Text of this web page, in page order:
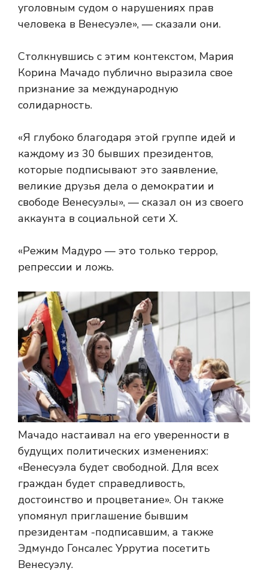
уголовным судом о нарушениях прав
человека в Венесуэле», — сказали они.
Столкнувшись с этим контекстом, Мария
Корина Мачадо публично выразила свое
признание за международную
солидарность.
«Я глубоко благодаря этой группе идей и
каждому из 30 бывших президентов,
которые подписывают это заявление,
великие друзья дела о демократии и
свободе Венесуэлы», — сказал он из своего
аккаунта в социальной сети X.
«Режим Мадуро — это только террор,
репрессии и ложь.
Мачадо настаивал на его уверенности в
будущих политических изменениях:
«Венесуэла будет свободной. Для всех
граждан будет справедливость,
достоинство и процветание». Он также
упомянул приглашение бывшим
президентам -подписавшим, а также
Эдмундо Гонсалес Уррутиа посетить
Венесуэлу.